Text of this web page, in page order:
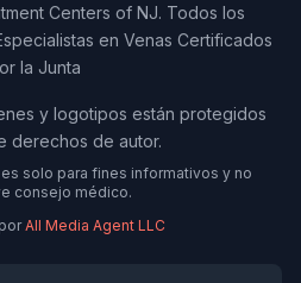
Centers of NJ. Todos los
en Venas Certificados
la Junta
y logotipos están protegidos
derechos de autor.
solo para fines informativos y no
consejo médico.
All Media Agent LLC